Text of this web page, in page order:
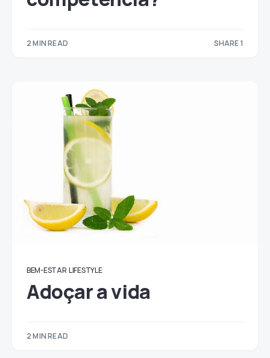
2 MIN READ SHARE 1
BEM-ESTAR LIFESTYLE
Adoçar a vida
2 MIN READ